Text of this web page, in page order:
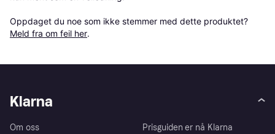
Oppdaget du noe som ikke stemmer med dette produktet?
Meld fra om feil her.
Klarna
Om oss
Prisguiden er nå Klarna